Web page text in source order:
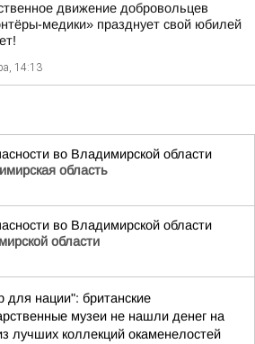
движение добровольцев
медики» празднует свой юбилей
14:13
во Владимирской области
область
во Владимирской области
области
для нации": британские
музеи не нашли денег на
лучших коллекций окаменелостей